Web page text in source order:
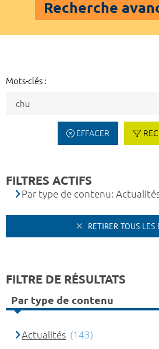
Recherche
Mots-clés :
EFFACER
FILTRES ACTIFS
Par type de contenu:
RETIRER TOUS LES
FILTRE DE RÉSULTATS
Par type de contenu
Actualités (143)